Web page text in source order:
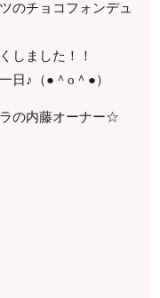
のチョコフォンデュ
しました！！
日♪（●＾o＾●）
の内藤オーナー☆